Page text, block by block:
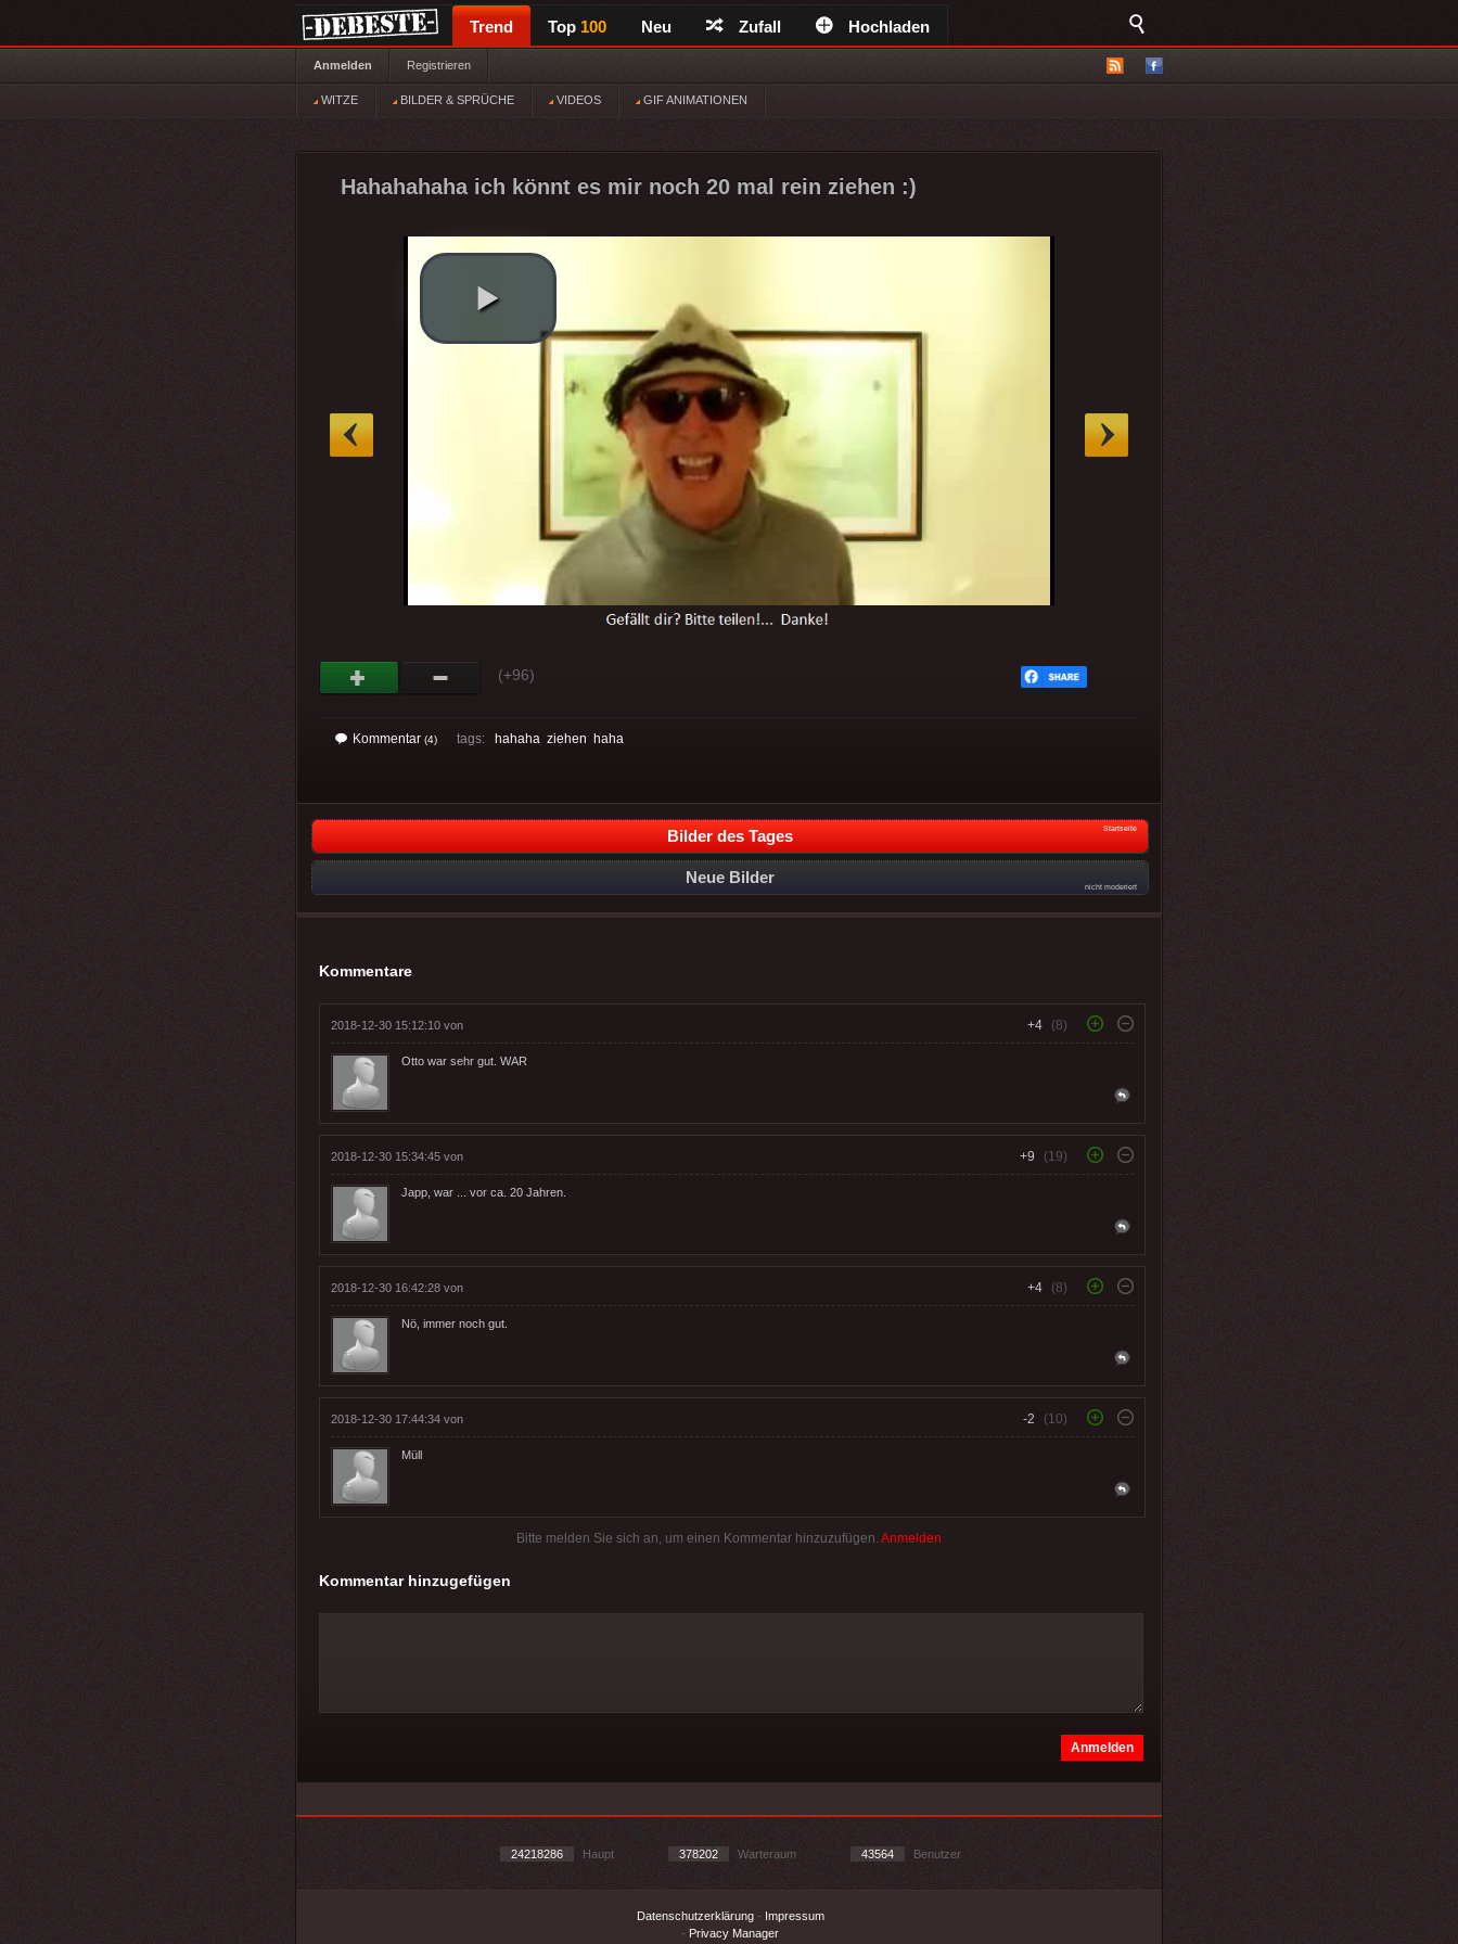
Trend Top 100 Neu Zufall Hochladen
Anmelden Registrieren
WITZE BILDER & SPRÜCHE VIDEOS GIF ANIMATIONEN
Hahahahaha ich könnt es mir noch 20 mal rein ziehen :)
(+96)
Kommentar (4) tags: hahaha ziehen haha
Bilder des Tages Startseite
Neue Bilder
nicht moderiert
Kommentare
2018-12-30 15:12:10 von +4 (8)
Otto war sehr gut. WAR
2018-12-30 15:34:45 von +9 (19)
Japp, war ... vor ca. 20 Jahren.
2018-12-30 16:42:28 von +4 (8)
Nö, immer noch gut.
2018-12-30 17:44:34 von -2 (10)
Müll
Bitte melden Sie sich an, um einen Kommentar hinzuzufügen. Anmelden
Kommentar hinzugefügen
24218286 Haupt 378202 Warteraum 43564 Benutzer
Datenschutzerklärung- Impressum
- Privacy Manager